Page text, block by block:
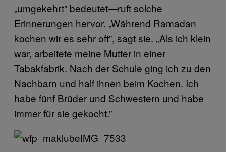
„umgekehrt” bedeutet—ruft solche
Erinnerungen hervor. „Während Ramadan
kochen wir es sehr oft”, sagt sie. „Als ich klein
war, arbeitete meine Mutter in einer
Tabakfabrik. Nach der Schule ging ich zu den
Nachbarn und half ihnen beim Kochen. Ich
habe fünf Brüder und Schwestern und habe
immer für sie gekocht.”